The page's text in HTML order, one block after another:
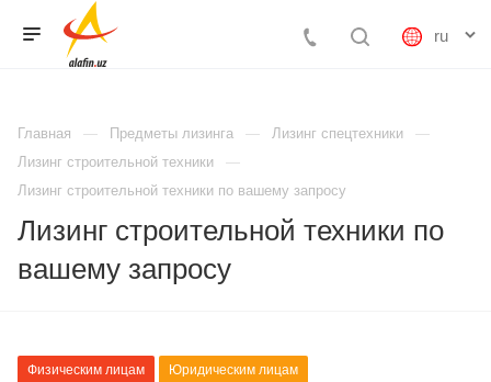
Главная Предметы лизинга
Лизинг спецтехники
Лизинг строительной техники
Лизинг строительной техники по вашему запросу
Лизинг строительной техники по
вашему запросу
Физическим лицам Юридическим лицам